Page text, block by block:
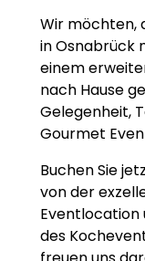
Wir möchten,
in Osnabrück
einem
nach Hause
Gelegenheit,
Gourmet
Buchen Sie
von der
Eventlocation
des